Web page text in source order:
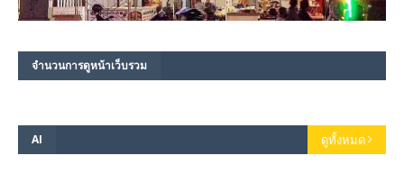
จำนวนการดูหน้าเว็บรวม
AI ดูทั้งหมด